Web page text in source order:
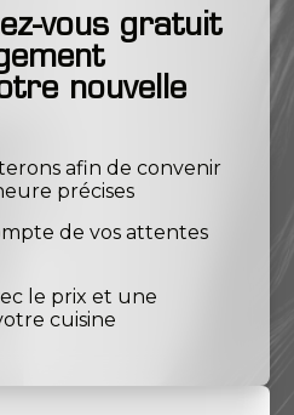
vous gratuit
nouvelle
afin de convenir
précises
de vos attentes
le prix et une
cuisine